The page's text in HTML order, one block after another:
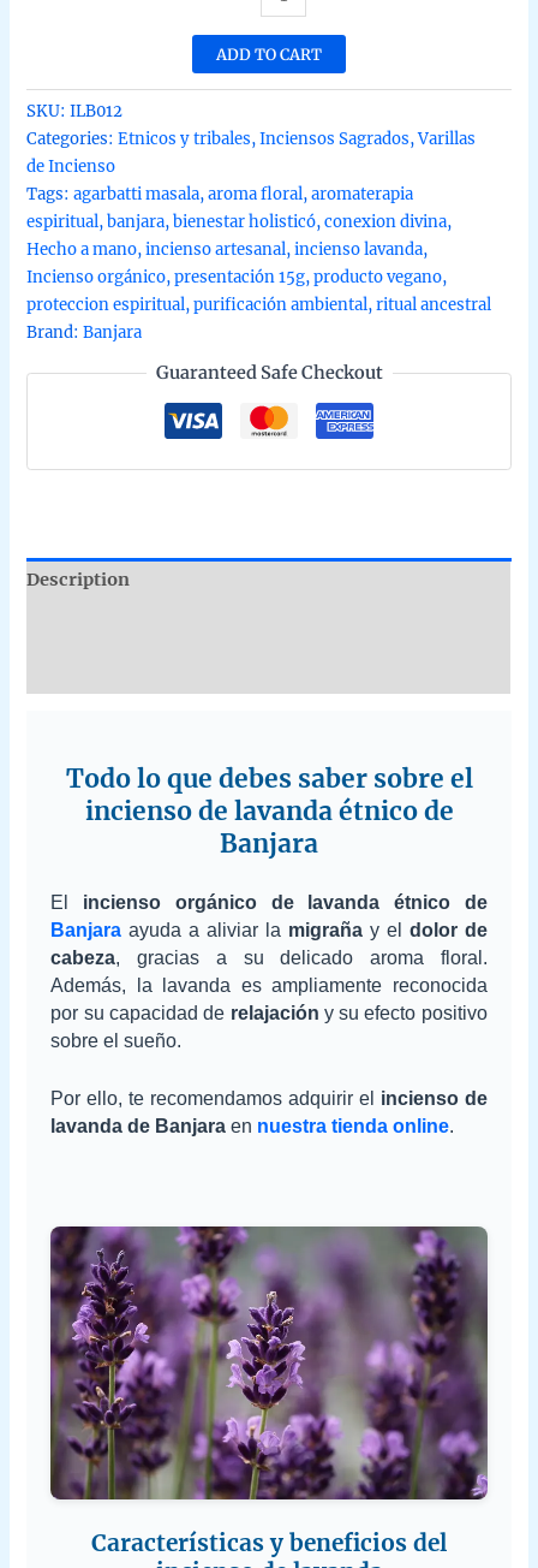
Lavanda
etnica
de
Banjara
organico
Agarbatti
Masala
15g
quantity
ADD TO CART
SKU:ILB012
Categories:Etnicos y tribales,Inciensos Sagrados,Varillas
de Incienso
Tags:agarbatti masala,aroma floral,aromaterapia
espiritual,banjara,bienestar holisticó,conexion divina,
Hecho a mano,incienso artesanal,incienso lavanda,
Incienso orgánico,presentación 15g,producto vegano,
proteccion espiritual,purificación ambiental,ritual ancestral
Brand:Banjara
Guaranteed Safe Checkout
Description
Todo lo que debes saber sobre el
incienso de lavanda étnico de
Banjara
El incienso orgánico de lavanda étnico de
Banjara ayuda a aliviar la migrañay el dolor de
cabeza, gracias a su delicado aroma floral.
Además, la lavanda es ampliamente reconocida
por su capacidad de relajación y su efecto positivo
sobre el sueño.
Por ello, te recomendamos adquirir el incienso de
lavanda de Banjara en nuestra tienda online.
Características y beneficios del